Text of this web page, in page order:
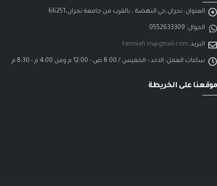
العنوان: نجران،حي النهضة ، بالقرب من جامعة نجران،66251
الجوال: 0552633309
البريد: tanmiah.sn@gmail.com
ساعات العمل: الاحد - الخميس / 8:00 ص - 12:00 م ومن 4:00 م - 8:30 م
موقعنا على الخريطة